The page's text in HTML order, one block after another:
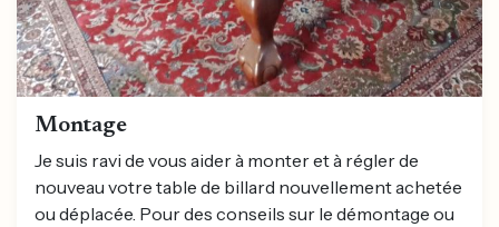
Montage
Je suis ravi de vous aider à monter et à régler de
nouveau votre table de billard nouvellement achetée
ou déplacée. Pour des conseils sur le démontage ou